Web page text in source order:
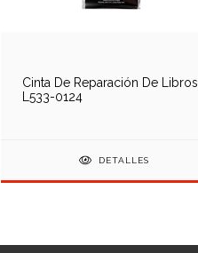
Cinta De Reparación De Libros
L533-0124
DETALLES